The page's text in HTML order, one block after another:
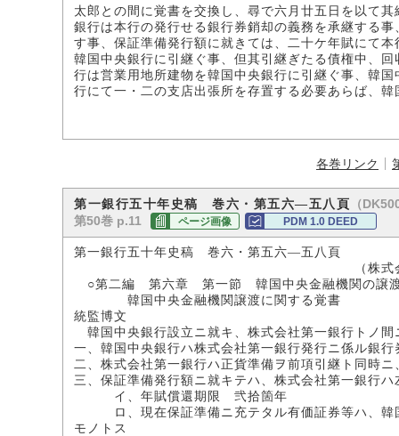
太郎との間に覚書を交換し、尋で六月廿五日を以て
銀行は本行の発行せる銀行券銷却の義務を承継する
す事、保証準備発行額に就きては、二十ケ年賦にて
韓国中央銀行に引継ぐ事、但其引継ぎたる債権中、
行は営業用地所建物を韓国中央銀行に引継ぐ事、韓
行にて一・二の支店出張所を存置する必要あらば、
各巻リンク
第一銀行五十年史稿 巻六・第五六―五八頁
（
第50巻 p.11
ページ画像 PDM 1.0 DEED
第一銀行五十年史稿 巻六・第五六―五八頁
（株式会社第一銀
○第二編 第六章 第一節 韓国中央金融機関の譲
韓国中央金融機関譲渡に関する覚書
統監博文
韓国中央銀行設立ニ就キ、株式会社第一銀行トノ間
一、韓国中央銀行ハ株式会社第一銀行発行ニ係ル銀
二、株式会社第一銀行ハ正貨準備ヲ前項引継ト同時
三、保証準備発行額ニ就キテハ、株式会社第一銀行
イ、年賦償還期限 弐拾箇年
ロ、現在保証準備ニ充テタル有価証券等ハ、韓国
モノトス